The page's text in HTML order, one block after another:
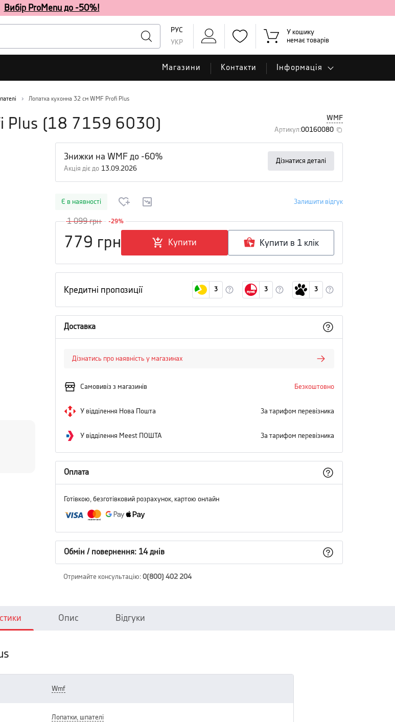
Вибір ProMenu до -50%!
РУС
УКР
У кошику
немає товарів
Магазини Контакти Інформація
Лопатка кухонна 32 см WMF Profi Plus
Plus (18 7159 6030 )
WMF
Артикул:00160080
Знижки на WMF до -60%
Акція діє до 13.09.2026
Дізнатися деталі
Є в наявності Залишити відгук
1 099грн -29%
779 грн Купити Купити в 1 клiк
Кредитні пропозиції 3 3 3
Доставка
Дізнатись про наявність у магазинах
Самовивіз з магазинів Безкоштовно
У відділення Нова Пошта За тарифом перевізника
У відділення Meest ПОШТА За тарифом перевізника
Оплата
Готівкою, безготівковий розрахунок, картою онлайн
Обмін / повернення: 14 днів
Отримайте консультацію: 0(800) 402 204
Опис Відгуки
wmf
лопатки, шпателі